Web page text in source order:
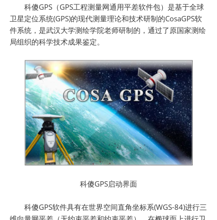
科傻GPS（GPS工程测量网通用平差软件包）是基于全球
卫星定位系统(GPS)的现代测量理论和技术研制的CosaGPS软
件系统，是武汉大学测绘学院老师研制的，通过了原国家测绘
局组织的科学技术成果鉴定。
科傻GPS启动界面
科傻GPS软件具有在世界空间直角坐标系(WGS-84)进行三